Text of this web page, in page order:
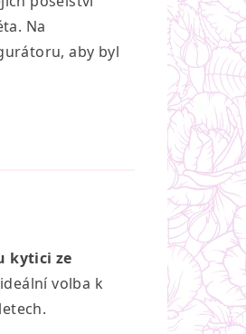
Na
aby byl
kytici ze
volba k